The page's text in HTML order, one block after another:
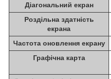
Діагональний екран
Роздільна здатність
екрана
Частота оновлення екрану
Графічна карта